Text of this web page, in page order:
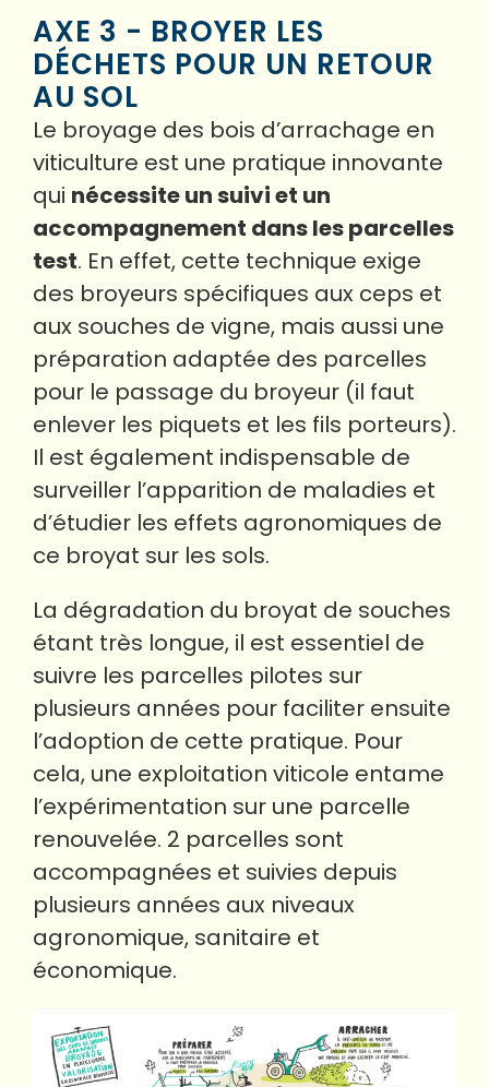
AXE 3 - BROYER LES
DÉCHETS POUR UN RETOUR
AU SOL
Le broyage des bois d’arrachage en
viticulture est une pratique innovante
qui nécessite un suivi et un
accompagnement dans les parcelles
test. En effet, cette technique exige
des broyeurs spécifiques aux ceps et
aux souches de vigne, mais aussi une
préparation adaptée des parcelles
pour le passage du broyeur (il faut
enlever les piquets et les fils porteurs).
Il est également indispensable de
surveiller l’apparition de maladies et
d’étudier les effets agronomiques de
ce broyat sur les sols.
La dégradation du broyat de souches
étant très longue, il est essentiel de
suivre les parcelles pilotes sur
plusieurs années pour faciliter ensuite
l’adoption de cette pratique. Pour
cela, une exploitation viticole entame
l’expérimentation sur une parcelle
renouvelée. 2 parcelles sont
accompagnées et suivies depuis
plusieurs années aux niveaux
agronomique, sanitaire et
économique.